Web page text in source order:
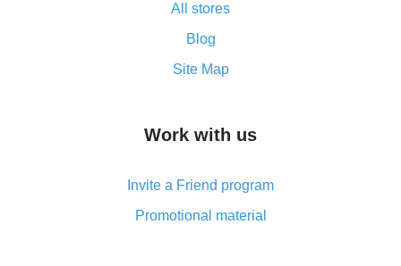
and what it does
How to get the most cash back on AliExpress -
simple methods
8% cash back on AliExpress - saving real money is a
real thing
All stores
Blog
Site Map
Work with us
Invite a Friend program
Promotional material